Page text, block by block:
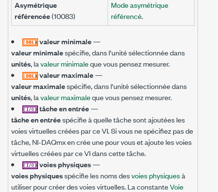
Asymétrique
référencée(10083)
Mode asymétrique
référencé.
valeur minimale—
valeur minimalespécifie, dans l'unité sélectionnée dans
unités, lavaleur minimaleque vous pensez mesurer.
valeur maximale—
valeur maximalespécifie, dans l'unité sélectionnée dans
unités, lavaleur maximaleque vous pensez mesurer.
tâche en entrée—
tâche en entréespécifie à quelle tâche sont ajoutées les
voies virtuelles créées par ce VI. Si vous ne spécifiez pas de
tâche, NI-DAQmx en crée une pour vous et ajoute les voies
virtuelles créées par ce VI dans cette tâche.
voies physiques—
voies physiquesspécifie les noms desvoies physiquesà
utiliser pour créer des voies virtuelles. La constanteVoie